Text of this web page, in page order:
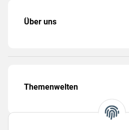
Über uns
Themenwelten